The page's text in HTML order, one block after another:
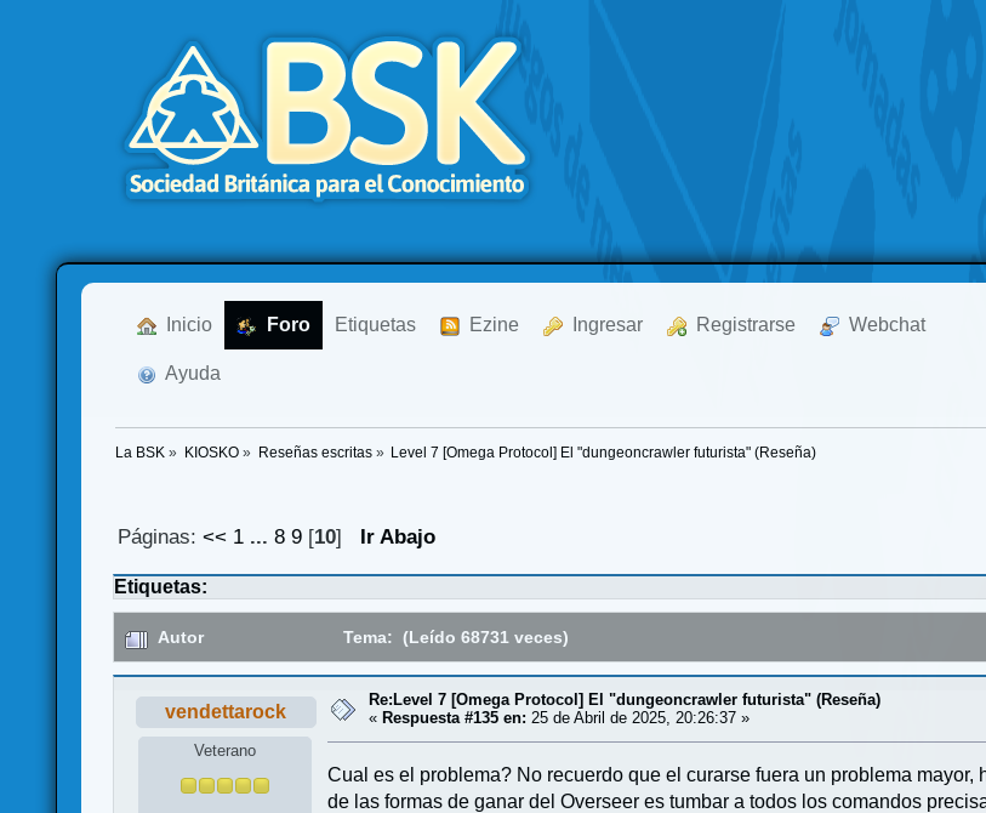
Inicio Foro Etiquetas Ezine Ingresar Registrarse Webchat
Ayuda
La BSK » KIOSKO» Reseñas escritas» Level 7 [Omega Protocol] El "dungeoncrawler futurista" (Reseña)
Páginas: << 1 ... 8 9[10] Ir Abajo
Etiquetas:
Autor Tema: (Leído 68731 veces)
vendettarock
Veterano
Re:Level 7 [Omega Protocol] El "dungeoncrawler futurista" (Reseña)
« Respuesta #135 en: 25 de Abril de 2025, 20:26:37 »
Cual es el problema? No recuerdo que el curarse fuera un problema
de las formas de ganar del Overseer es tumbar a todos los comandos